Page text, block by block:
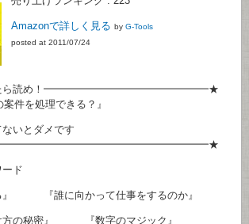
Amazonで詳しく見る by G-Tools
posted at 2011/07/24
ら読め！━━━━━━━━━━━━━━━━★
件を処理できる？』
とダメです
ド
』 『誰に向かって仕事をするのか』
方の秘密』 『数字のマジック』